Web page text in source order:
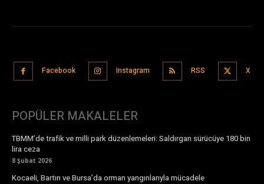
Facebook Instagram RSS X
POPÜLER MAKALELER
TBMM’de trafik ve milli park düzenlemeleri: Saldırgan sürücüye 180 bin
lira ceza
8 Şubat 2026
Kocaeli, Bartın ve Bursa’da orman yangınlarıyla mücadele